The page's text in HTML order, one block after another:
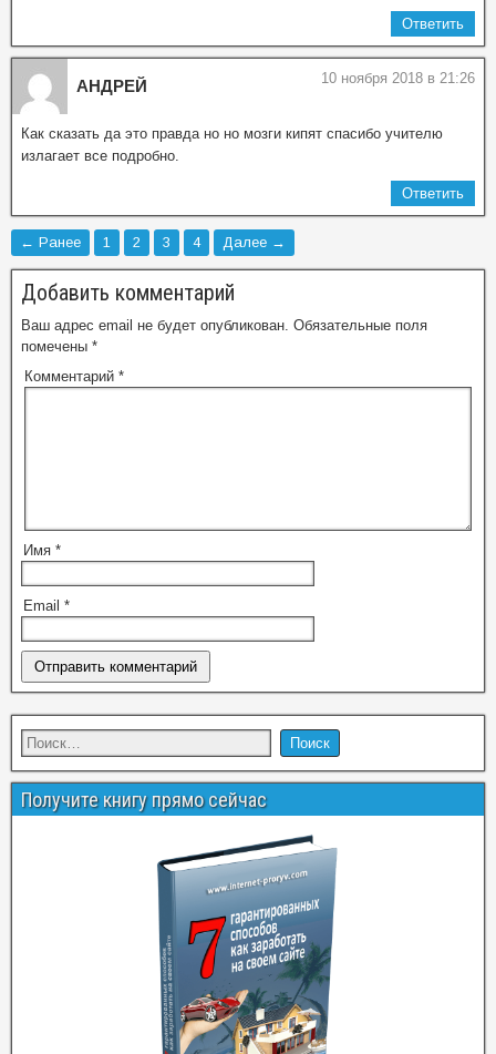
Ответить
АНДРЕЙ 10 ноября 2018 в 21:26
Как сказать да это правда но но мозги кипят спасибо учителю
излагает все подробно.
Ответить
← Ранее 1 2 3 4 Далее →
Добавить комментарий
Ваш адрес email не будет опубликован. Обязательные поля
помечены *
Комментарий *
Имя *
Email *
Получите книгу прямо сейчас